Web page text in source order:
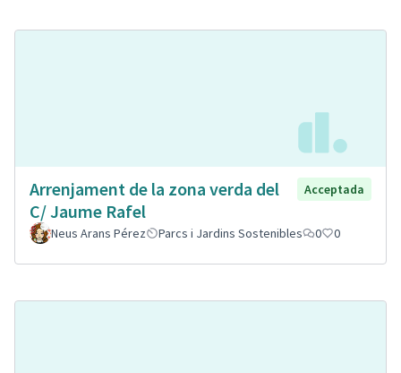
Arrenjament de la zona verda del
C/ Jaume Rafel
Acceptada
Neus Arans Pérez Parcs i Jardins Sostenibles 0 0